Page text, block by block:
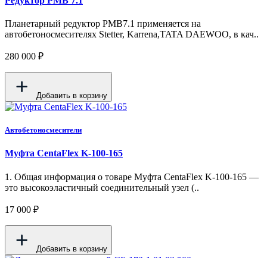
Планетарный редуктор PMB7.1 применяется на
автобетоносмесителях Stetter, Karrena,TATA DAEWOO, в кач..
280 000 ₽
Добавить в корзину
Автобетоносмесители
Муфта CentaFlex K-100-165
1. Общая информация о товаре Муфта CentaFlex K-100-165 —
это высокоэластичный соединительный узел (..
17 000 ₽
Добавить в корзину